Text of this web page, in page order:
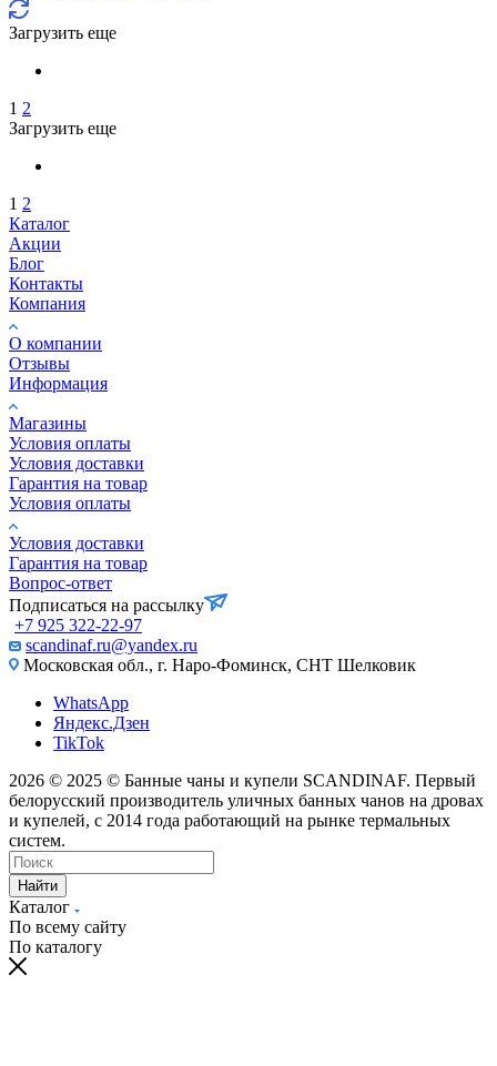
Загрузить еще
1 2
Загрузить еще
1 2
Каталог
Акции
Блог
Контакты
Компания
О компании
Отзывы
Информация
Магазины
Условия оплаты
Условия доставки
Гарантия на товар
Условия оплаты
Условия доставки
Гарантия на товар
Вопрос-ответ
Подписаться на рассылку
+7 925 322-22-97
scandinaf.ru@yandex.ru
Московская обл., г. Наро-Фоминск, СНТ Шелковик
WhatsApp
Яндекс.Дзен
TikTok
2026 © 2025 © Банные чаны и купели SCANDINAF. Первый
белорусский производитель уличных банных чанов на дровах
и купелей, с 2014 года работающий на рынке термальных
систем.
Найти
Каталог
По всему сайту
По каталогу